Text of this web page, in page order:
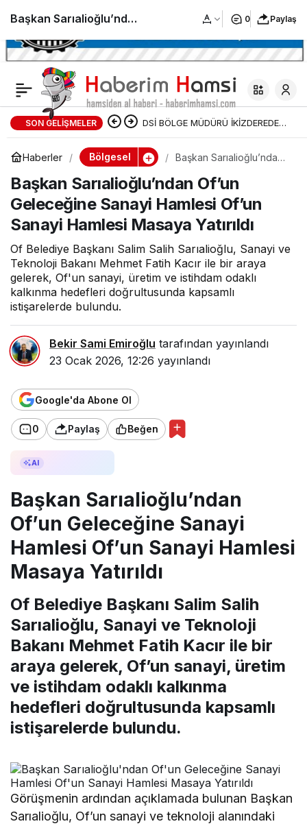
SON GELIŞMELER DSİ BÖLGE MÜDÜRÜ İKİZDEREDE
DSİ TARAFINDAN YAPILAN
TAŞKIN KORUMA ÇALIŞMALARI
DEVAM EDİYOR
Haberler Bölgesel
Başkan Sarıalioğlu’ndan
Hamlesi Of’un Sanayi
Hamlesi Masaya Yatırıldı
Başkan Sarıalioğlu’ndan Of’un
Geleceğine Sanayi Hamlesi Of’un
Sanayi Hamlesi Masaya Yatırıldı
Of Belediye Başkanı Salim Salih Sarıalioğlu, Sanayi ve
Teknoloji Bakanı Mehmet Fatih Kacır ile bir araya
gelerek, Of'un sanayi, üretim ve istihdam odaklı
kalkınma hedefleri doğrultusunda kapsamlı
istişarelerde bulundu.
Bekir Sami Emiroğlu tarafından yayınlandı
23 Ocak 2026, 12:26 yayınlandı
Google'da Abone Ol
0 Paylaş Beğen
AI
Başkan Sarıalioğlu’ndan
Of’un Geleceğine Sanayi
Hamlesi Of’un Sanayi Hamlesi
Masaya Yatırıldı
Of Belediye Başkanı Salim Salih
Sarıalioğlu, Sanayi ve Teknoloji
Bakanı Mehmet Fatih Kacır ile bir
araya gelerek, Of’un sanayi, üretim
ve istihdam odaklı kalkınma
hedefleri doğrultusunda kapsamlı
istişarelerde bulundu.
Görüşmenin ardından açıklamada bulunan Başkan
Sarıalioğlu, Of’un sanayi ve teknoloji alanındaki
Başkan Sarıalioğlu’ndan
Oflulara Bayrak Çağrısı
Of’ta Evler, İş Yerleri Ay
Yıldızla Donanıyor Of
Belediye Binası Ay
Yıldızla Donatıldı
0 Paylaş